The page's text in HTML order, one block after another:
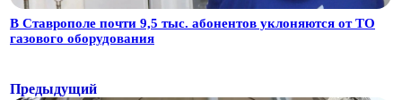
В Ставрополе почти 9,5 тыс. абонентов уклоняются от ТО
газового оборудования
Предыдущий